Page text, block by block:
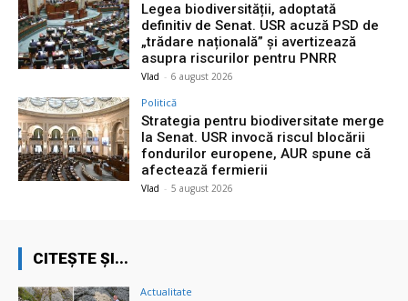
Legea biodiversității, adoptată
definitiv de Senat. USR acuză PSD de
„trădare națională” și avertizează
asupra riscurilor pentru PNRR
Vlad - 6 august 2026
Politică
Strategia pentru biodiversitate merge
la Senat. USR invocă riscul blocării
fondurilor europene, AUR spune că
afectează fermierii
Vlad - 5 august 2026
CITEȘTE ȘI...
Actualitate